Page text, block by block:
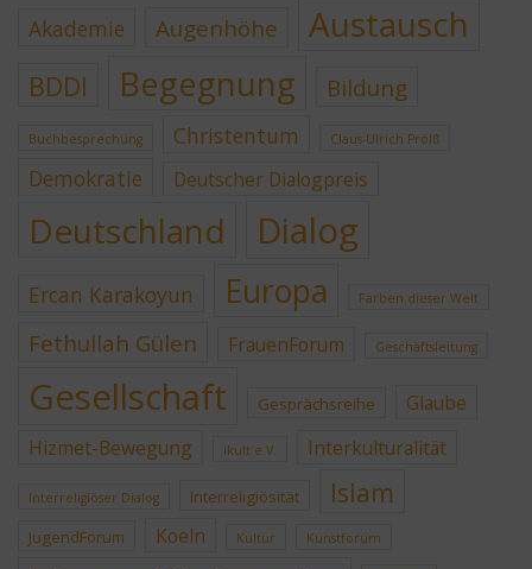
Akademie Augenhöhe Austausch
BDDI Begegnung Bildung
Buchbesprechung Christentum Claus-Ulrich Prölß
Demokratie Deutscher Dialogpreis
Deutschland Dialog
Ercan Karakoyun Europa Farben dieser Welt
Fethullah Gülen FrauenForum Geschäftsleitung
Gesellschaft Gesprächsreihe
Glaube
Hizmet-Bewegung
ikult e.V. Interkulturalität
Interreligiöser Dialog Interreligiösität Islam
JugendForum Koeln Kultur Kunstforum